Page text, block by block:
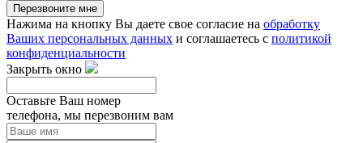
Перезвоните мне
Нажима на кнопку Вы даете свое согласие на обработку
Ваших персональных данных и соглашаетесь с политикой
конфиденциальности
Закрыть окно
Оставьте Ваш номер
телефона, мы перезвоним вам